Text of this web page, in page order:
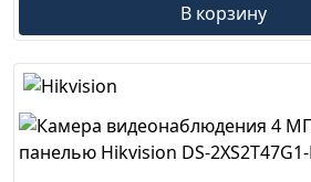
В корзину